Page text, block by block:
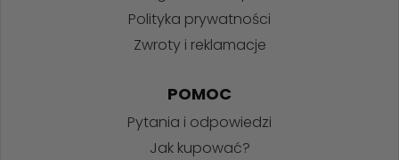
Polityka prywatności
Zwroty i reklamacje
POMOC
Pytania i odpowiedzi
Jak kupować?